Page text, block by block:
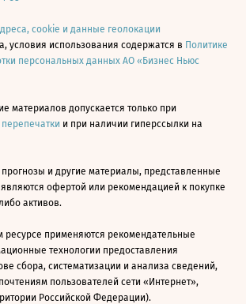
cookie и данные геолокации
условия использования содержатся в Политике
персональных данных АО «Бизнес Ньюс
материалов допускается только при
и при наличии гиперссылки на
прогнозы и другие материалы, представленные
офертой или рекомендацией к покупке
активов.
применяются рекомендательные
технологии предоставления
сбора, систематизации и анализа сведений,
пользователей сети «Интернет»,
Российской Федерации).